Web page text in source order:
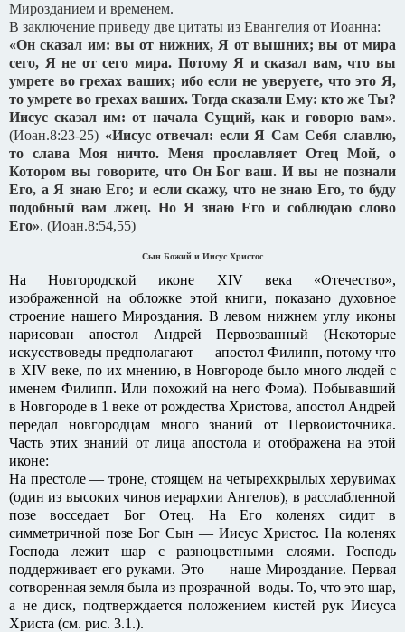
Мирозданием и временем.
В заключение приведу две цитаты из Евангелия от Иоанна:
«Он сказал им: вы от нижних, Я от вышних; вы от мира
сего, Я не от сего мира. Потому Я и сказал вам, что вы
умрете во грехах ваших; ибо если не уверуете, что это Я,
то умрете во грехах ваших. Тогда сказали Ему: кто же Ты?
Иисус сказал им: от начала Сущий, как и говорю вам».
(Иоан.8:23-25) «Иисус отвечал: если Я Сам Себя славлю,
то слава Моя ничто. Меня прославляет Отец Мой, о
Котором вы говорите, что Он Бог ваш. И вы не познали
Его, а Я знаю Его; и если скажу, что не знаю Его, то буду
подобный вам лжец. Но Я знаю Его и соблюдаю слово
Его». (Иоан.8:54,55)
Сын Божий и Иисус Христос
На Новгородской иконе XIV века «Отечество»,
изображенной на обложке этой книги, показано духовное
строение нашего Мироздания. В левом нижнем углу иконы
нарисован апостол Андрей Первозванный (Некоторые
искусствоведы предполагают — апостол Филипп, потому что
в XIV веке, по их мнению, в Новгороде было много людей с
именем Филипп. Или похожий на него Фома). Побывавший
в Новгороде в 1 веке от рождества Христова, апостол Андрей
передал новгородцам много знаний от Первоисточника.
Часть этих знаний от лица апостола и отображена на этой
иконе:
На престоле — троне, стоящем на четырехкрылых херувимах
(один из высоких чинов иерархии Ангелов), в расслабленной
позе восседает Бог Отец. На Его коленях сидит в
симметричной позе Бог Сын — Иисус Христос. На коленях
Господа лежит шар с разноцветными слоями. Господь
поддерживает его руками. Это — наше Мироздание. Первая
сотворенная земля была из прозрачной воды. То, что это шар,
а не диск, подтверждается положением кистей рук Иисуса
Христа (см. рис. 3.1.).